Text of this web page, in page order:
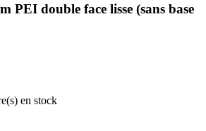
PEI double face lisse (sans base
en stock